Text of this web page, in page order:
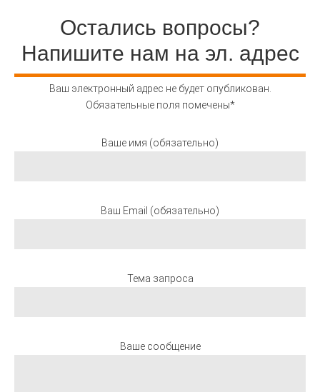
Остались вопросы?
Напишите нам на эл. адрес
Ваш электронный адрес не будет опубликован.
Обязательные поля помечены*
Ваше имя (обязательно)
Ваш Email (обязательно)
Тема запроса
Ваше сообщение